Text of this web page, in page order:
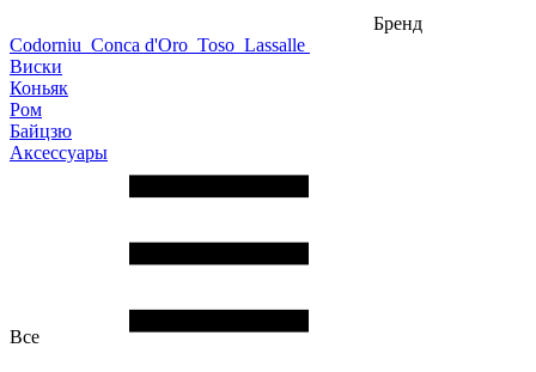
Бренд
Codorniu Conca d'Oro Toso Lassalle
Виски
Коньяк
Ром
Байцзю
Аксессуары
Все